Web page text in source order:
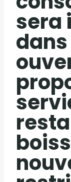
sera
dans